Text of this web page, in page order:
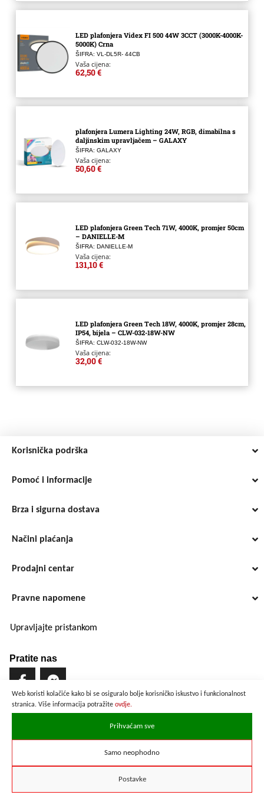
Web koristi kolačiće kako bi se osiguralo bolje korisničko iskustvo i funkcionalnost
stranica. Više informacija potražite ovdje.
Prihvaćam sve
Samo neophodno
Postavke
LED plafonjera Videx FI 500 44W 3CCT (3000K-4000K-
5000K) Crna
ŠIFRA: VL-DL5R- 44CB
Vaša cijena:
62,50 €
plafonjera Lumera Lighting 24W, RGB, dimabilna s
daljinskim upravljačem – GALAXY
ŠIFRA: GALAXY
Vaša cijena:
50,60 €
LED plafonjera Green Tech 71W, 4000K, promjer 50cm
– DANIELLE-M
ŠIFRA: DANIELLE-M
Vaša cijena:
131,10 €
LED plafonjera Green Tech 18W, 4000K, promjer 28cm,
IP54, bijela – CLW-032-18W-NW
ŠIFRA: CLW-032-18W-NW
Vaša cijena:
32,00 €
Korisnička podrška
Pomoć i informacije
Brza i sigurna dostava
Načini plaćanja
Prodajni centar
Pravne napomene
Upravljajte pristankom
Pratite nas
Brzo i sigurno plaćanje
Prikazane cijene su preračunate po službenom tečaju u iznosu od
1 EUR = 7,53450 HRK
Copyright © 2021 ZD elektropromet d.o.o.